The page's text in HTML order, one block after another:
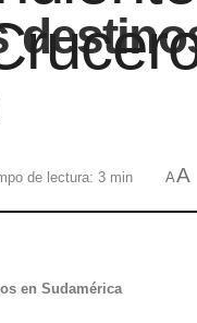
de lectura: 3 min AA
en Sudamérica